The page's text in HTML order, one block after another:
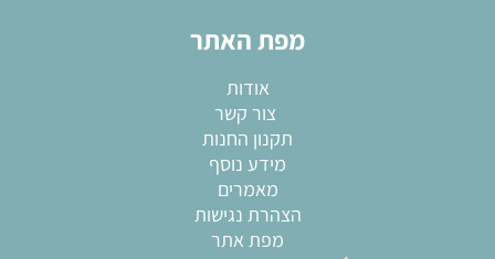
מפת האתר
אודות
צור קשר
תקנון החנות
מידע נוסף
מאמרים
הצהרת נגישות
מפת אתר